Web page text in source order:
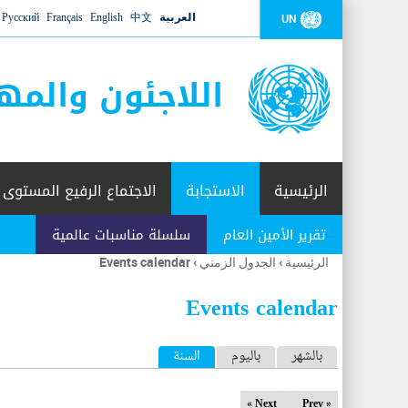
UN العربية 中文
English
Français
Русский
اللاجئون
الرئيسية الاستجابة
تقرير الأمين العام سلسلة مناسبات عالمية
الاجتماع الرفيع المستوى
أنت
هنا
الرئيسية › الجدول الزمني ›
Events calendar
Events calendar
ا
ل
بالشهر باليوم السنة (علامة التبويب النشطة)